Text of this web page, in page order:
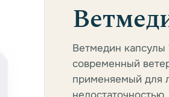
Ветмедин капсулы
современный
применяемый для